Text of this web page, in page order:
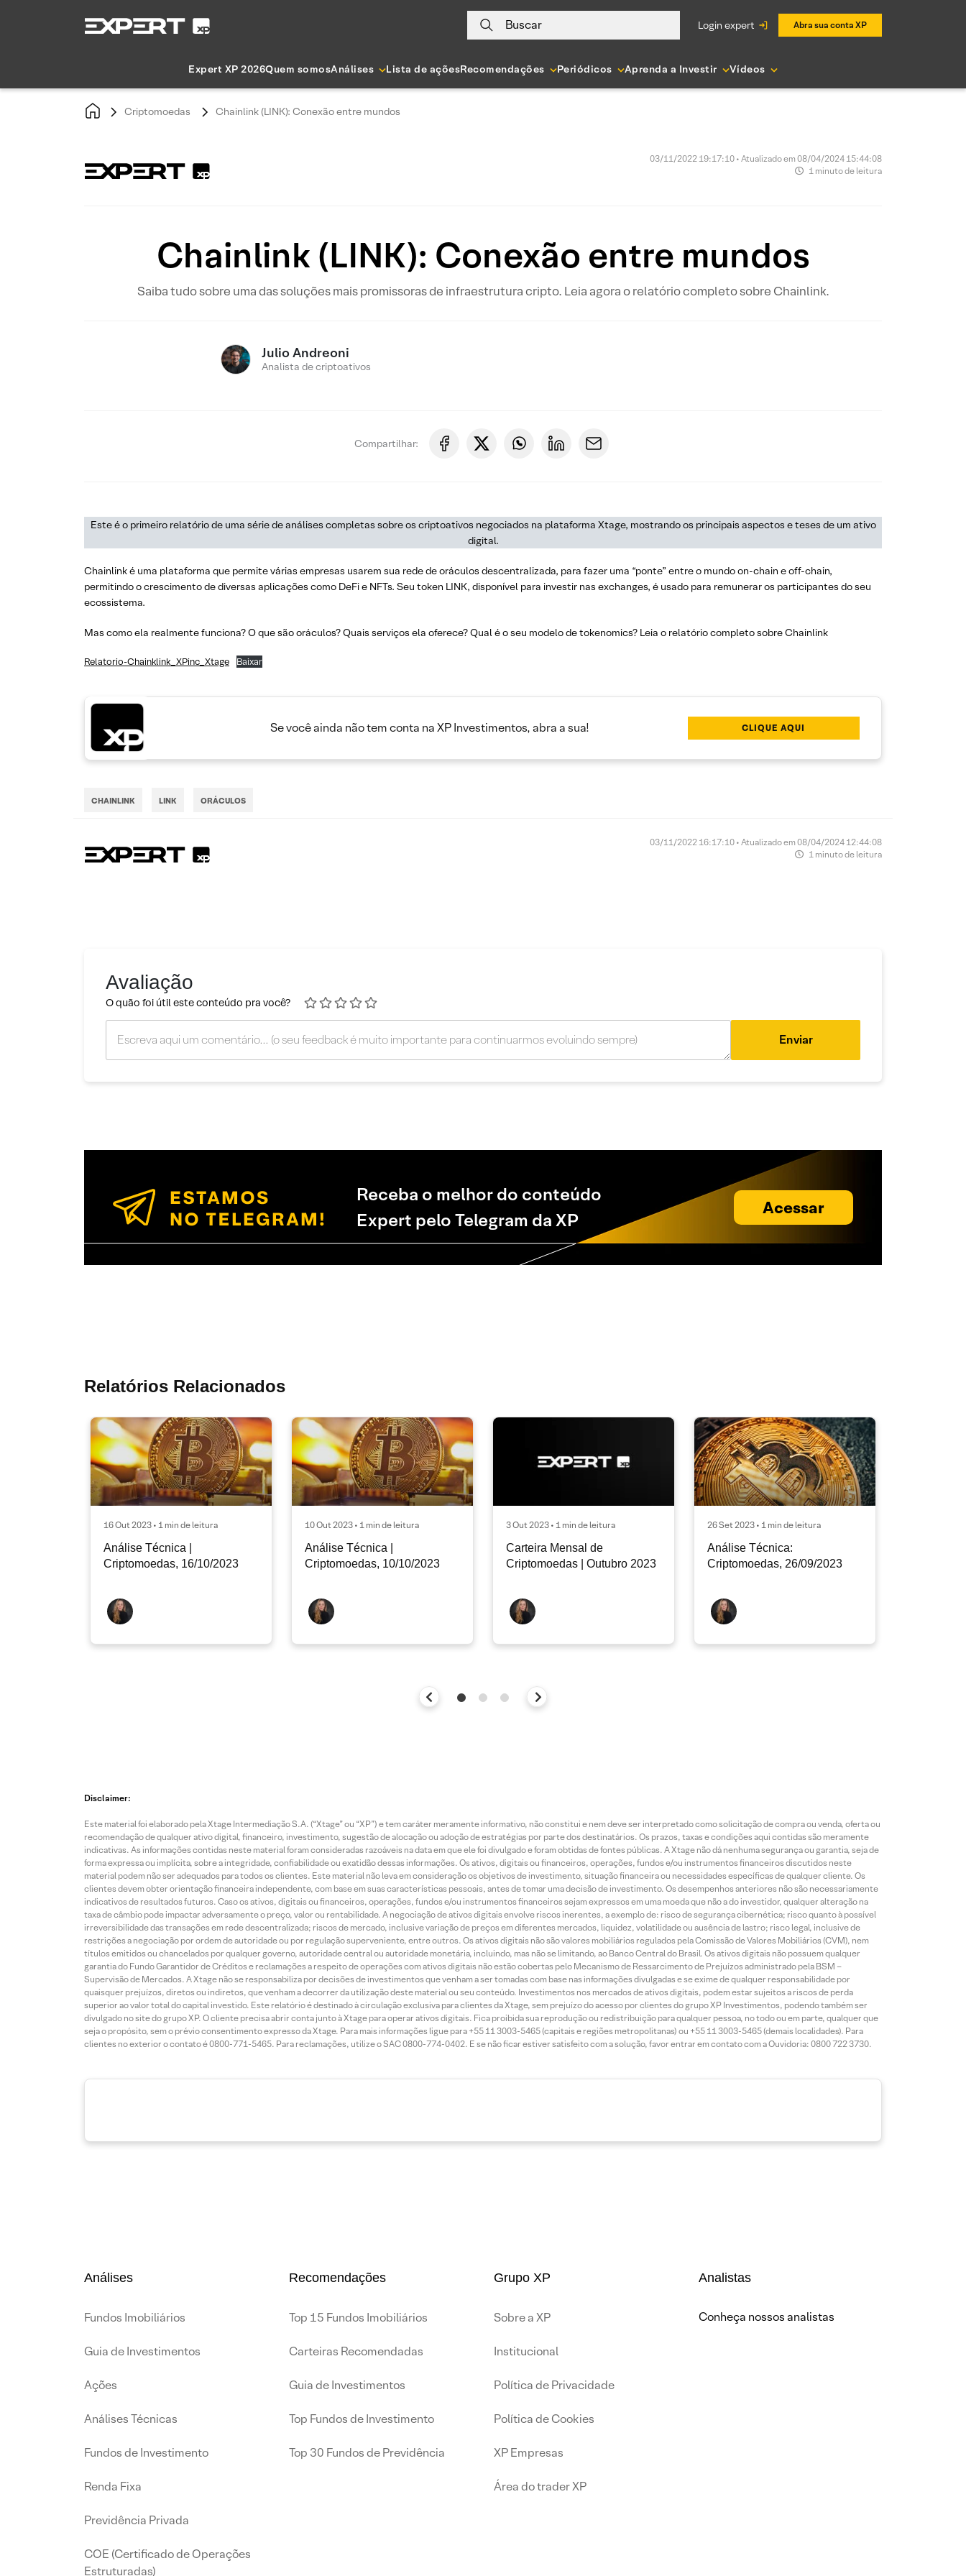
Buscar login expert Abra sua conta XP
Expert XP 2026Quem somosAnálises Lista de açõesRecomendações Periódicos Aprenda a Investir Vídeos
Criptomoedas Chainlink (LINK): Conexão entre mundos
03/11/2022 19:17:10 • Atualizado em 08/04/2024 15:44:08
1 minuto de leitura
Chainlink (LINK): Conexão entre mundos
Saiba tudo sobre uma das soluções mais promissoras de infraestrutura cripto. Leia agora o relatório completo sobre Chainlink.
Julio Andreoni
Analista de criptoativos
Compartilhar:
Este é o primeiro relatório de uma série de análises completas sobre os criptoativos negociados na plataforma Xtage, mostrando os principais aspectos e teses de um ativo
digital.
Chainlink é uma plataforma que permite várias empresas usarem sua rede de oráculos descentralizada, para fazer uma “ponte” entre o mundo on-chain e off-chain,
permitindo o crescimento de diversas aplicações como DeFi e NFTs. Seu token LINK, disponível para investir nas exchanges, é usado para remunerar os participantes do seu
ecossistema.
Mas como ela realmente funciona? O que são oráculos? Quais serviços ela oferece? Qual é o seu modelo de tokenomics? Leia o relatório completo sobre Chainlink
Relatorio-Chainklink_XPinc_Xtage Baixar
Se você ainda não tem conta na XP Investimentos, abra a sua! CLIQUE AQUI
CHAINLINK LINK ORÁCULOS
03/11/2022 16:17:10 • Atualizado em 08/04/2024 12:44:08
1 minuto de leitura
Avaliação
O quão foi útil este conteúdo pra você?
Enviar
Receba o melhor do conteúdo
Expert pelo Telegram da XP
Acessar
Relatórios Relacionados
16 Out 2023 • 1 min de leitura
Análise Técnica |
Criptomoedas, 16/10/2023
10 Out 2023 • 1 min de leitura
Análise Técnica |
Criptomoedas, 10/10/2023
3 Out 2023 • 1 min de leitura
Carteira Mensal de
Criptomoedas | Outubro 2023
26 Set 2023 • 1 min de leitura
Análise Técnica:
Criptomoedas, 26/09/2023
Disclaimer:
Este material foi elaborado pela Xtage Intermediação S.A. (“Xtage” ou “XP”) e tem caráter meramente informativo, não constitui e nem deve ser interpretado como solicitação de compra ou venda, oferta ou
recomendação de qualquer ativo digital, financeiro, investimento, sugestão de alocação ou adoção de estratégias por parte dos destinatários. Os prazos, taxas e condições aqui contidas são meramente
indicativas. As informações contidas neste material foram consideradas razoáveis na data em que ele foi divulgado e foram obtidas de fontes públicas. A Xtage não dá nenhuma segurança ou garantia, seja de
forma expressa ou implícita, sobre a integridade, confiabilidade ou exatidão dessas informações. Os ativos, digitais ou financeiros, operações, fundos e/ou instrumentos financeiros discutidos neste
material podem não ser adequados para todos os clientes. Este material não leva em consideração os objetivos de investimento, situação financeira ou necessidades específicas de qualquer cliente. Os
clientes devem obter orientação financeira independente, com base em suas características pessoais, antes de tomar uma decisão de investimento. Os desempenhos anteriores não são necessariamente
indicativos de resultados futuros. Caso os ativos, digitais ou financeiros, operações, fundos e/ou instrumentos financeiros sejam expressos em uma moeda que não a do investidor, qualquer alteração na
taxa de câmbio pode impactar adversamente o preço, valor ou rentabilidade. A negociação de ativos digitais envolve riscos inerentes, a exemplo de: risco de segurança cibernética; risco quanto à possível
irreversibilidade das transações em rede descentralizada; riscos de mercado, inclusive variação de preços em diferentes mercados, liquidez, volatilidade ou ausência de lastro; risco legal, inclusive de
restrições a negociação por ordem de autoridade ou por regulação superveniente, entre outros. Os ativos digitais não são valores mobiliários regulados pela Comissão de Valores Mobiliários (CVM), nem
títulos emitidos ou chancelados por qualquer governo, autoridade central ou autoridade monetária, incluindo, mas não se limitando, ao Banco Central do Brasil. Os ativos digitais não possuem qualquer
garantia do Fundo Garantidor de Créditos e reclamações a respeito de operações com ativos digitais não estão cobertas pelo Mecanismo de Ressarcimento de Prejuízos administrado pela BSM –
Supervisão de Mercados. A Xtage não se responsabiliza por decisões de investimentos que venham a ser tomadas com base nas informações divulgadas e se exime de qualquer responsabilidade por
quaisquer prejuízos, diretos ou indiretos, que venham a decorrer da utilização deste material ou seu conteúdo. Investimentos nos mercados de ativos digitais, podem estar sujeitos a riscos de perda
superior ao valor total do capital investido. Este relatório é destinado à circulação exclusiva para clientes da Xtage, sem prejuízo do acesso por clientes do grupo XP Investimentos, podendo também ser
divulgado no site do grupo XP. O cliente precisa abrir conta junto à Xtage para operar ativos digitais. Fica proibida sua reprodução ou redistribuição para qualquer pessoa, no todo ou em parte, qualquer que
seja o propósito, sem o prévio consentimento expresso da Xtage. Para mais informações ligue para +55 11 3003-5465 (capitais e regiões metropolitanas) ou +55 11 3003-5465 (demais localidades). Para
clientes no exterior o contato é 0800-771-5465. Para reclamações, utilize o SAC 0800-774-0402. E se não ficar estiver satisfeito com a solução, favor entrar em contato com a Ouvidoria: 0800 722 3730.
Análises
Fundos Imobiliários
Guia de Investimentos
Ações
Análises Técnicas
Fundos de Investimento
Renda Fixa
Previdência Privada
COE (Certificado de Operações
Estruturadas)
Recomendações
Top 15 Fundos Imobiliários
Carteiras Recomendadas
Guia de Investimentos
Top Fundos de Investimento
Top 30 Fundos de Previdência
Grupo XP
Sobre a XP
Institucional
Política de Privacidade
Política de Cookies
XP Empresas
Área do trader XP
Analistas
Conheça nossos analistas